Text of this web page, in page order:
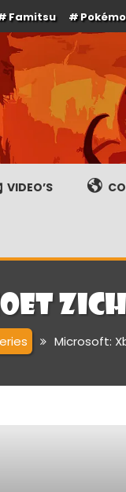
Famitsu
streams
VIDEO’S
Microsoft: